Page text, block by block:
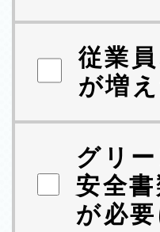
従業
が増
グリ
安全
が必